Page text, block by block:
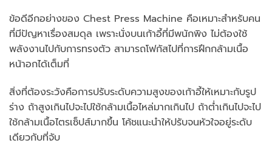
ข้อดีอีกอย่างของ Chest Press Machine คือเหมาะสำหรับคน
ที่มีปัญหาเรื่องสมดุล เพราะนั่งบนเก้าอี้ที่มีพนักพิง ไม่ต้องใช้
พลังงานไปกับการทรงตัว สามารถโฟกัสไปที่การฝึกกล้ามเนื้อ
หน้าอกได้เต็มที่
สิ่งที่ต้องระวังคือการปรับระดับความสูงของเก้าอี้ให้เหมาะกับรูป
ร่าง ถ้าสูงเกินไปจะไปใช้กล้ามเนื้อไหล่มากเกินไป ถ้าต่ำเกินไปจะไป
ใช้กล้ามเนื้อไตรเซ็ปส์มากขึ้น โค้ชแนะนำให้ปรับจนหัวใจอยู่ระดับ
เดียวกับที่จับ